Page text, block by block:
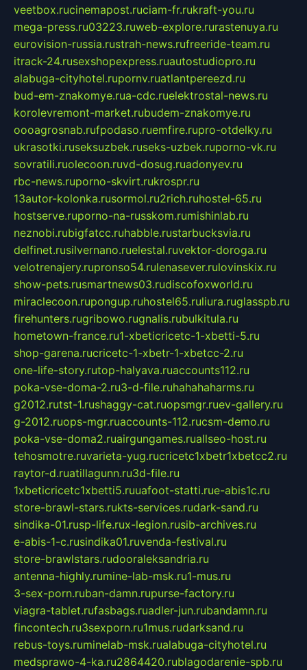
veetbox.rucinemapost.ruciam-fr.rukraft-you.ru
mega-press.ru03223.ruweb-explore.rurastenuya.ru
eurovision-russia.rustrah-news.rufreeride-team.ru
itrack-24.rusexshopexpress.ruautostudiopro.ru
alabuga-cityhotel.rupornv.ruatlantpereezd.ru
bud-em-znakomye.rua-cdc.ruelektrostal-news.ru
korolevremont-market.rubudem-znakomye.ru
oooagrosnab.rufpodaso.ruemfire.rupro-otdelky.ru
ukrasotki.ruseksuzbek.ruseks-uzbek.ruporno-vk.ru
sovratili.ruolecoon.ruvd-dosug.ruadonyev.ru
rbc-news.ruporno-skvirt.rukrospr.ru
13autor-kolonka.rusormol.ru2rich.ruhostel-65.ru
hostserve.ruporno-na-russkom.rumishinlab.ru
neznobi.rubigfatcc.ruhabble.rustarbucksvia.ru
delfinet.rusilvernano.ruelestal.ruvektor-doroga.ru
velotrenajery.rupronso54.rulenasever.rulovinskix.ru
show-pets.rusmartnews03.rudiscofoxworld.ru
miraclecoon.rupongup.ruhostel65.ruliura.ruglasspb.ru
firehunters.rugribowo.rugnalis.rubulkitula.ru
hometown-france.ru1-xbeticricetc-1-xbetti-5.ru
shop-garena.rucricetc-1-xbetr-1-xbetcc-2.ru
one-life-story.rutop-halyava.ruaccounts112.ru
poka-vse-doma-2.ru3-d-file.ruhahahaharms.ru
g2012.rutst-1.rushaggy-cat.ruopsmgr.ruev-gallery.ru
g-2012.ruops-mgr.ruaccounts-112.rucsm-demo.ru
poka-vse-doma2.ruairgungames.ruallseo-host.ru
tehosmotre.ruvarieta-yug.rucricetc1xbetr1xbetcc2.ru
raytor-d.ruatillagunn.ru3d-file.ru
1xbeticricetc1xbetti5.ruuafoot-statti.rue-abis1c.ru
store-brawl-stars.rukts-services.rudark-sand.ru
sindika-01.rusp-life.rux-legion.rusib-archives.ru
e-abis-1-c.rusindika01.ruvenda-festival.ru
store-brawlstars.rudooraleksandria.ru
antenna-highly.rumine-lab-msk.ru1-mus.ru
3-sex-porn.ruban-damn.rupurse-factory.ru
viagra-tablet.rufasbags.ruadler-jun.rubandamn.ru
fincontech.ru3sexporn.ru1mus.rudarksand.ru
rebus-toys.ruminelab-msk.rualabuga-cityhotel.ru
medsprawo-4-ka.ru2864420.rublagodarenie-spb.ru